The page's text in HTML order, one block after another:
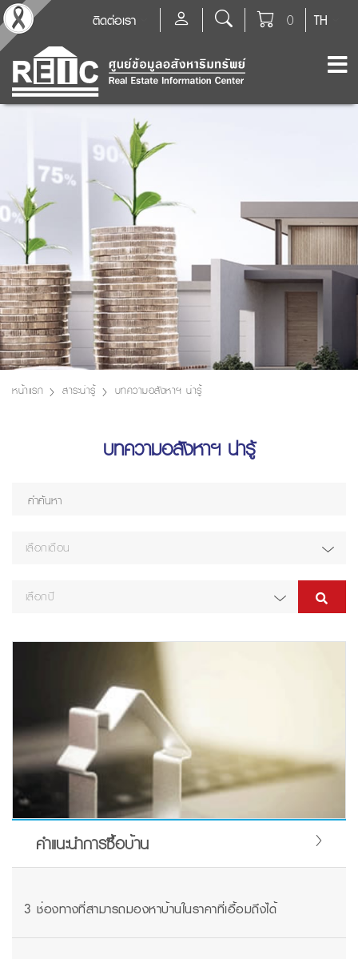
TH
0
ติดต่อเรา
หน้าแรก สาระน่ารู้ บทความอสังหาฯ น่ารู้
บทความอสังหาฯ น่ารู้
เลือกเดือน
เลือกปี
คำแนะนำการซื้อบ้าน
3 ช่องทางที่สามารถมองหาบ้านในราคาที่เอื้อมถึงได้